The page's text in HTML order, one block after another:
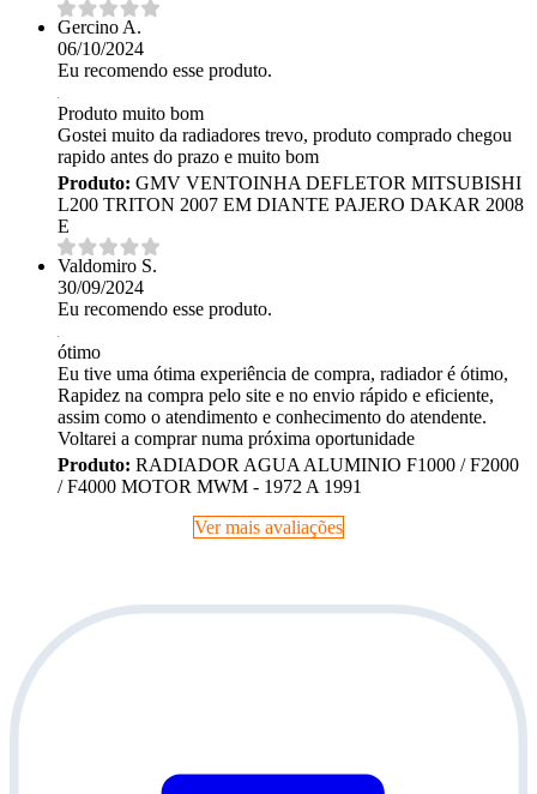
Gercino A.
06/10/2024
Eu recomendo esse produto.
Produto muito bom
Gostei muito da radiadores trevo, produto comprado chegou
rapido antes do prazo e muito bom
Produto: GMV VENTOINHA DEFLETOR MITSUBISHI
L200 TRITON 2007 EM DIANTE PAJERO DAKAR 2008
E
Valdomiro S.
30/09/2024
Eu recomendo esse produto.
ótimo
Eu tive uma ótima experiência de compra, radiador é ótimo,
Rapidez na compra pelo site e no envio rápido e eficiente,
assim como o atendimento e conhecimento do atendente.
Voltarei a comprar numa próxima oportunidade
Produto: RADIADOR AGUA ALUMINIO F1000 / F2000
/ F4000 MOTOR MWM - 1972 A 1991
Ver mais avaliações